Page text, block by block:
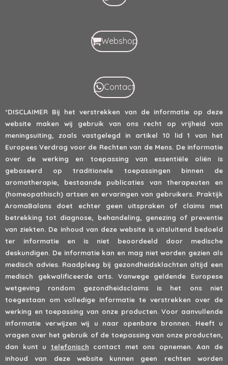
Webshop
Contact
*DISCLAIMER Bij het verstrekken van de informatie op deze
website maken wij gebruik van ons recht op vrijheid van
meningsuiting, zoals vastgelegd in artikel 10 lid 1 van het
Europees Verdrag voor de Rechten van de Mens. De informatie
over de werking en toepassing van essentiële oliën is
gebaseerd op traditionele toepassingen binnen de
aromatherapie, bestaande publicaties van therapeuten en
(homeopathisch) artsen en ervaringen van gebruikers. Praktijk
AromaBalans doet echter geen uitspraken of claims met
betrekking tot diagnose, behandeling, genezing of preventie
van ziekten. De inhoud van deze website is uitsluitend bedoeld
ter informatie en is niet beoordeeld door medische
deskundigen. De informatie kan en mag niet worden gezien als
medisch advies. Raadpleeg bij gezondheidsklachten altijd een
medisch gekwalificeerde arts. Vanwege geldende Europese
wetgeving rondom gezondheidsclaims is het ons niet
toegestaan om volledige informatie te verstrekken over de
werking en toepassing van onze producten. Voor aanvullende
informatie verwijzen wij u naar openbare bronnen. Heeft u
vragen over het gebruik of de toepassing van onze producten,
dan kunt u telefonisch contact met ons opnemen. Aan de
inhoud van deze website kunnen geen rechten worden